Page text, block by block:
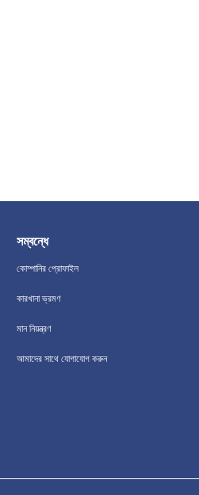
সম্বন্ধে
কোম্পানির প্রোফাইল
কারখানা ভ্রমণ
মান নিয়ন্ত্রণ
আমাদের সাথে যোগাযোগ করুন